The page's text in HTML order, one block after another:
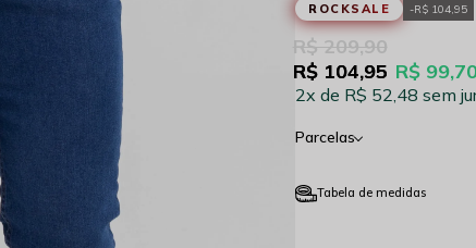
ROCKSALE R$ 104,95
R$
R$ 209,90
R$ 104,95
2x R$ 52,48 sem
Parcelas
Tabela de medidas